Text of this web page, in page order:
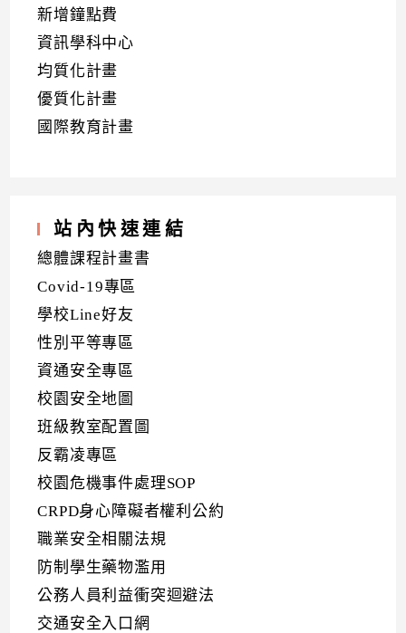
新增鐘點費
資訊學科中心
均質化計畫
優質化計畫
國際教育計畫
站內快速連結
總體課程計畫書
Covid-19專區
學校Line好友
性別平等專區
資通安全專區
校園安全地圖
班級教室配置圖
反霸凌專區
校園危機事件處理SOP
CRPD身心障礙者權利公約
職業安全相關法規
防制學生藥物濫用
公務人員利益衝突迴避法
交通安全入口網